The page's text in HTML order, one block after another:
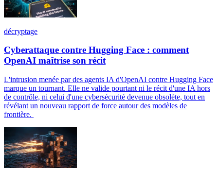
décryptage
Cyberattaque contre Hugging Face : comment
OpenAI maîtrise son récit
L'intrusion menée par des agents IA d'OpenAI contre Hugging Face
marque un tournant. Elle ne valide pourtant ni le récit d'une IA hors
de contrôle, ni celui d'une cybersécurité devenue obsolète, tout en
révélant un nouveau rapport de force autour des modèles de
frontière.